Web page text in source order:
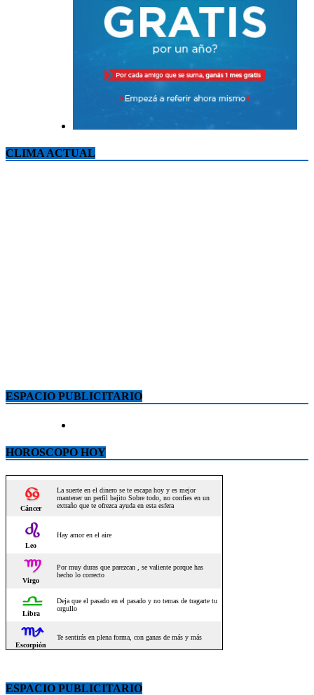
CLIMA ACTUAL
ESPACIO PUBLICITARIO
HOROSCOPO HOY
ESPACIO PUBLICITARIO